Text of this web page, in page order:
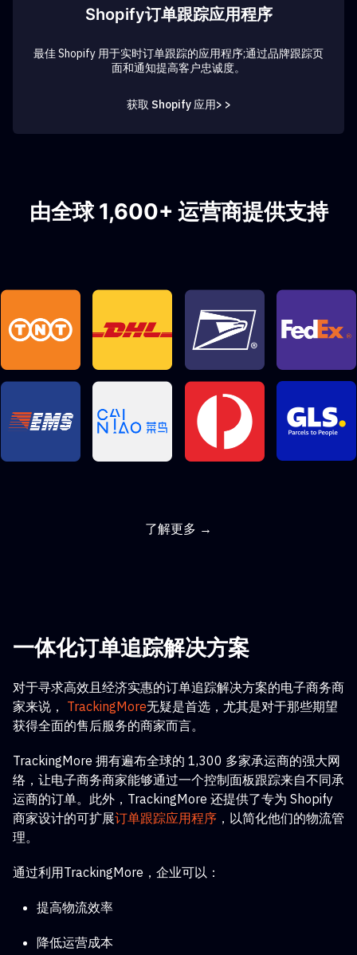
Shopify订单跟踪应用程序
最佳 Shopify 用于实时订单跟踪的应用程序;通过品牌跟踪页
面和通知提高客户忠诚度。
获取 Shopify 应用> >
由全球 1,600+ 运营商提供支持
了解更多 →
一体化订单追踪解决方案
对于寻求高效且经济实惠的订单追踪解决方案的电子商务商
家来说， TrackingMore无疑是首选，尤其是对于那些期望
获得全面的售后服务的商家而言。
TrackingMore 拥有遍布全球的 1,300 多家承运商的强大网
络，让电子商务商家能够通过一个控制面板跟踪来自不同承
运商的订单。此外，TrackingMore 还提供了专为 Shopify
商家设计的可扩展订单跟踪应用程序 ，以简化他们的物流管
理。
通过利用TrackingMore，企业可以：
提高物流效率
降低运营成本